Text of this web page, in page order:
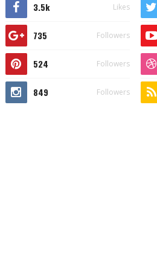
3.5k Likes
735 Followers
524 Followers
849 Followers